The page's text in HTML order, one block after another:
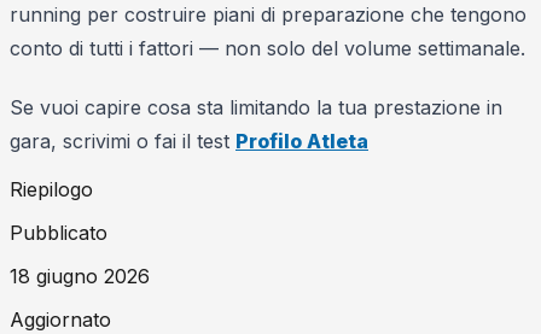
running per costruire piani di preparazione che tengono
conto di tutti i fattori — non solo del volume settimanale.
Se vuoi capire cosa sta limitando la tua prestazione in
gara, scrivimi o fai il test Profilo Atleta
Riepilogo
Pubblicato
18 giugno 2026
Aggiornato